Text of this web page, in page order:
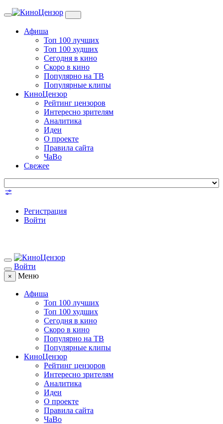
Toggle
Афиша
Топ 100 лучших
Топ 100 худших
Сегодня в кино
Скоро в кино
Популярно на ТВ
Популярные клипы
КиноЦензор
Рейтинг цензоров
Интересно зрителям
Аналитика
Идеи
О проекте
Правила сайта
ЧаВо
Свежее
Регистрация
Войти
Войти
× Меню
Афиша
Топ 100 лучших
Топ 100 худших
Сегодня в кино
Скоро в кино
Популярно на ТВ
Популярные клипы
КиноЦензор
Рейтинг цензоров
Интересно зрителям
Аналитика
Идеи
О проекте
Правила сайта
ЧаВо